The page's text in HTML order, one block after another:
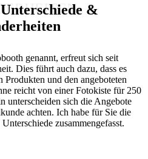
&
genannt, erfreut sich seit
Dies führt auch dazu, dass es
und den angeboteten
reicht von einer Fotokiste für 250
unterscheiden sich die Angebote
achten. Ich habe für Sie die
zusammengefasst.